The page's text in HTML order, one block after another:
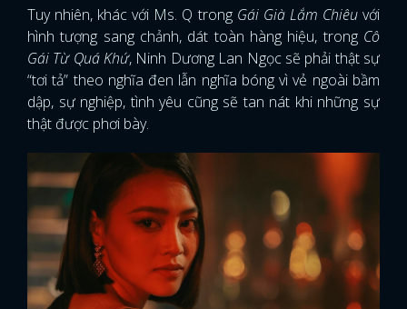
Tuy nhiên, khác với Ms. Q trongGái Già Lắm Chiêuvới
hình tượng sang chảnh, dát toàn hàng hiệu, trongCô
Gái Từ Quá Khứ, Ninh Dương Lan Ngọc sẽ phải thật sự
“tơi tả” theo nghĩa đen lẫn nghĩa bóng vì vẻ ngoài bầm
dập, sự nghiệp, tình yêu cũng sẽ tan nát khi những sự
thật được phơi bày.